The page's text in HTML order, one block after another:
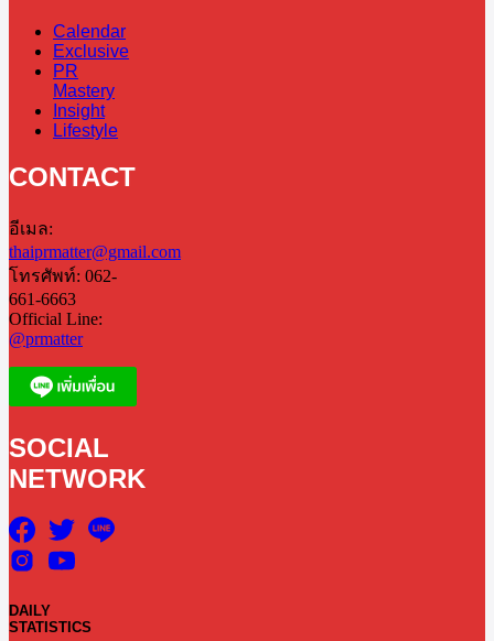
Calendar
Exclusive
PR
Mastery
Insight
Lifestyle
CONTACT
อีเมล:
thaiprmatter@gmail.com
โทรศัพท์: 062-
661-6663
Official Line:
@prmatter
SOCIAL
NETWORK
DAILY
STATISTICS